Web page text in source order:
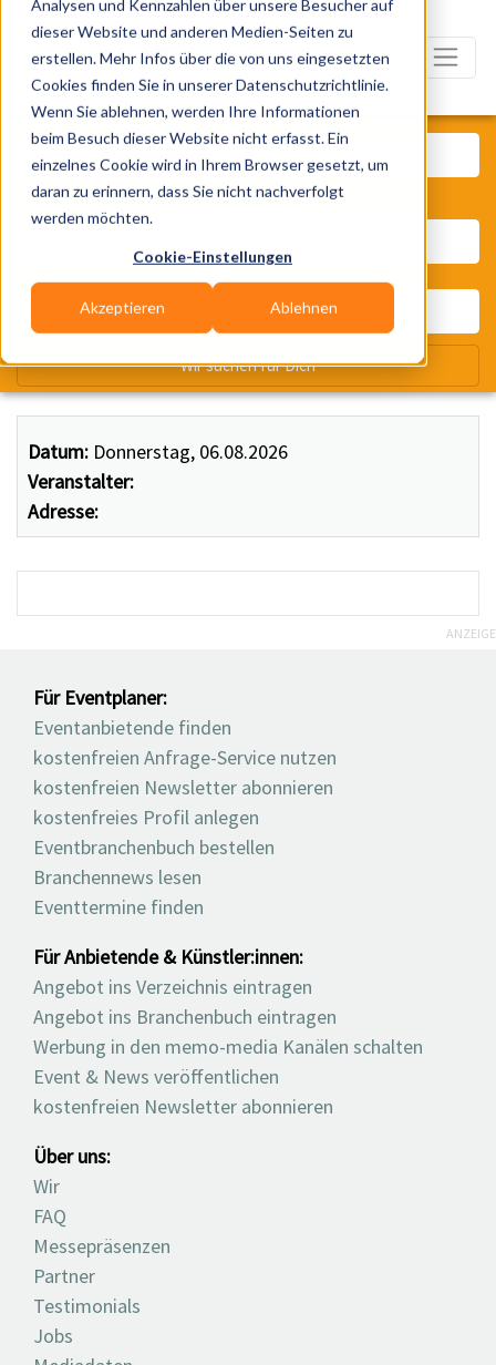
Analysen und Kennzahlen über unsere Besucher auf
dieser Website und anderen Medien-Seiten zu
erstellen. Mehr Infos über die von uns eingesetzten
Cookies finden Sie in unserer Datenschutzrichtlinie.
Wenn Sie ablehnen, werden Ihre Informationen
beim Besuch dieser Website nicht erfasst. Ein
einzelnes Cookie wird in Ihrem Browser gesetzt, um
daran zu erinnern, dass Sie nicht nachverfolgt
werden möchten.
Cookie-Einstellungen
Akzeptieren Ablehnen
Datum: Donnerstag, 06.08.2026
Veranstalter:
Adresse:
Was? Künstler, Zelte, Bands,
Wir suchen für Dich
ANZEIGE
Für Eventplaner:
Eventanbietende finden
kostenfreien Anfrage-Service nutzen
kostenfreien Newsletter abonnieren
kostenfreies Profil anlegen
Eventbranchenbuch bestellen
Branchennews lesen
Eventtermine finden
Für Anbietende & Künstler:innen:
Angebot ins Verzeichnis eintragen
Angebot ins Branchenbuch eintragen
Werbung in den memo-media Kanälen schalten
Event & News veröffentlichen
kostenfreien Newsletter abonnieren
Über uns:
Wir
FAQ
Messepräsenzen
Partner
Testimonials
Jobs